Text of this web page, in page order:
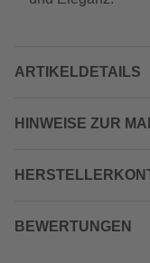
ARTIKELDETAILS
HINWEISE ZUR
BEWERTUNGEN